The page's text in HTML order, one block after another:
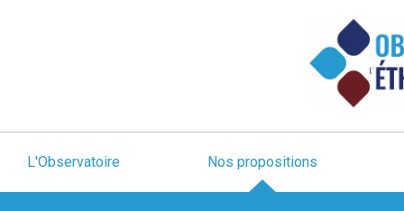
L'Observatoire Nos propositions